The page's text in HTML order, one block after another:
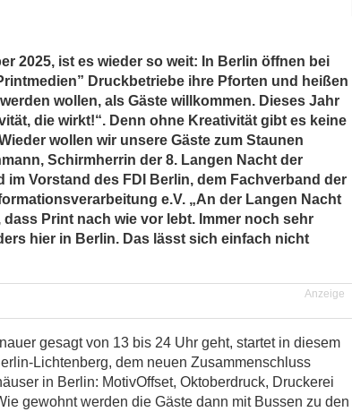
2025, ist es wieder so weit: In Berlin öffnen bei
Druckbetriebe ihre Pforten und heißen
wollen, als Gäste willkommen. Dieses Jahr
die wirkt!“. Denn ohne Kreativität gibt es keine
wollen wir unsere Gäste zum Staunen
Schirmherrin der 8. Langen Nacht der
im Vorstand des FDI Berlin, dem Fachverband der
e.V. „An der Langen Nacht
Print nach wie vor lebt. Immer noch sehr
hier in Berlin. Das lässt sich einfach nicht
Anzeige
gesagt von 13 bis 24 Uhr geht, startet in diesem
Lichtenberg, dem neuen Zusammenschluss
in Berlin: MotivOffset, Oktoberdruck, Druckerei
gewohnt werden die Gäste dann mit Bussen zu den